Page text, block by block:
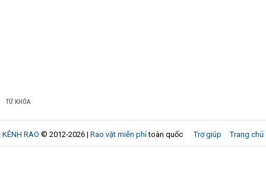
TỪ KHÓA
Trợ giúp Trang chủ
KÊNH RAO © 2012-2026 | Rao vặt miễn phítoàn quốc